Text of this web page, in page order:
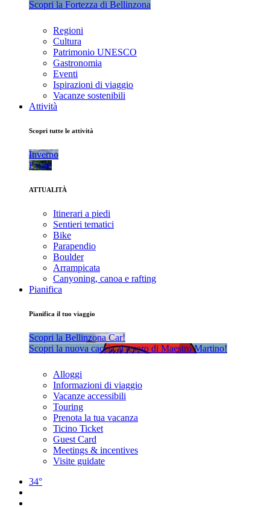
Scopri la Fortezza di Bellinzona
Regioni
Cultura
Patrimonio UNESCO
Gastronomia
Eventi
Ispirazioni di viaggio
Vacanze sostenibili
Attività
Scopri tutte le attività
Inverno
Estate
ATTUALITÀ
Itinerari a piedi
Sentieri tematici
Bike
Parapendio
Boulder
Arrampicata
Canyoning, canoa e rafting
Pianifica
Pianifica il tuo viaggio
Scopri la Bellinzona Car!
Scopri la nuova caccia al tesoro di Maestro Martino!
Alloggi
Informazioni di viaggio
Vacanze accessibili
Touring
Prenota la tua vacanza
Ticino Ticket
Guest Card
Meetings & incentives
Visite guidate
34°